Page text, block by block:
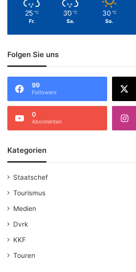
25 ℃
Fr.
30 ℃
Sa.
30 ℃
So.
Folgen Sie uns
99
Followers
0
Abonnenten
Kategorien
Staatschef
Tourismus
Medien
Dvrk
KKF
Touren